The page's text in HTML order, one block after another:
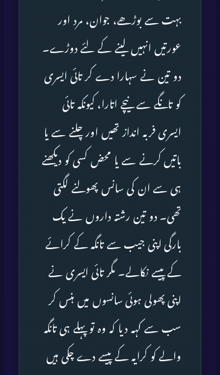
بہت سے بوڑھے، جوان، مرد اور
عورتیں انہیں لینے کے لئے دوڑے۔
دو تین نے سہارا دے کر تائی ایسری
کو تانگے سے نیچے اتارا، کیونکہ تائی
ایسری فربہ انداز تھیں اور چلنے سے یا
باتیں کرنے سے یا محض کسی کو دیکھنے
ہی سے ان کی سانس پھولنے لگتی
تھی۔ دو تین رشتہ داروں نے یک
بارگی اپنی جیب سے تانگہ کے کرائے
کے پیسے نکالے۔ مگر تائی ایسری نے
اپنی پھولی ہوئی سانسوں میں ہنس کر
سب سے کہہ دیا کہ وہ تو پہلے ہی تانگہ
والے کو کرایہ کے پیسے دے چکی ہیں